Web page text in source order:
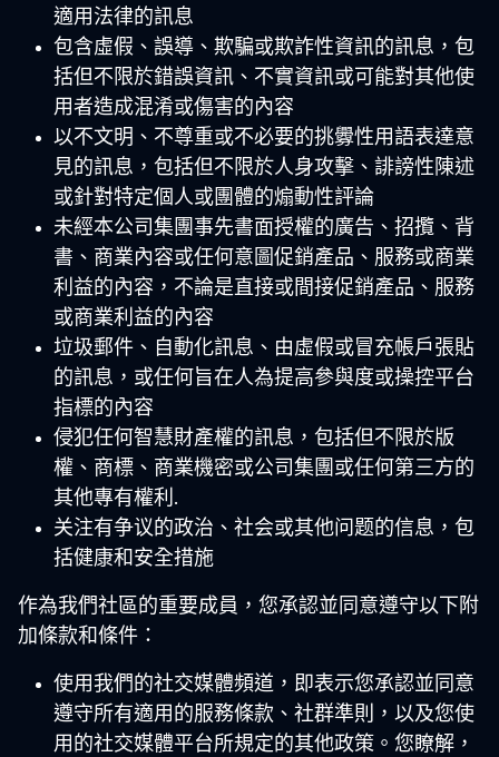
適用法律的訊息
包含虛假、誤導、欺騙或欺詐性資訊的訊息，包
括但不限於錯誤資訊、不實資訊或可能對其他使
用者造成混淆或傷害的內容
以不文明、不尊重或不必要的挑釁性用語表達意
見的訊息，包括但不限於人身攻擊、誹謗性陳述
或針對特定個人或團體的煽動性評論
未經本公司集團事先書面授權的廣告、招攬、背
書、商業內容或任何意圖促銷產品、服務或商業
利益的內容，不論是直接或間接促銷產品、服務
或商業利益的內容
垃圾郵件、自動化訊息、由虛假或冒充帳戶張貼
的訊息，或任何旨在人為提高參與度或操控平台
指標的內容
侵犯任何智慧財產權的訊息，包括但不限於版
權、商標、商業機密或公司集團或任何第三方的
其他專有權利 .
关注有争议的政治、社会或其他问题的信息，包
括健康和安全措施
作為我們社區的重要成員，您承認並同意遵守以下附
加條款和條件：
使用我們的社交媒體頻道，即表示您承認並同意
遵守所有適用的服務條款、社群準則，以及您使
用的社交媒體平台所規定的其他政策。您瞭解，